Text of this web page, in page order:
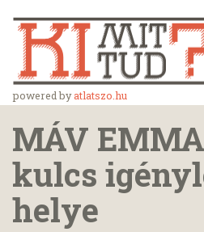
powered byatlatszo.hu
MÁV
kulcs
helye